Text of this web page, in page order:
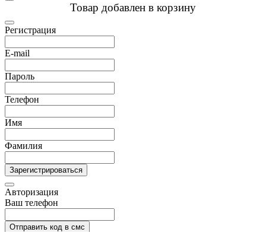
Товар добавлен в корзину
Регистрация
E-mail
Пароль
Телефон
Имя
Фамилия
Зарегистрироваться
Авторизация
Ваш телефон
Отправить код в смс